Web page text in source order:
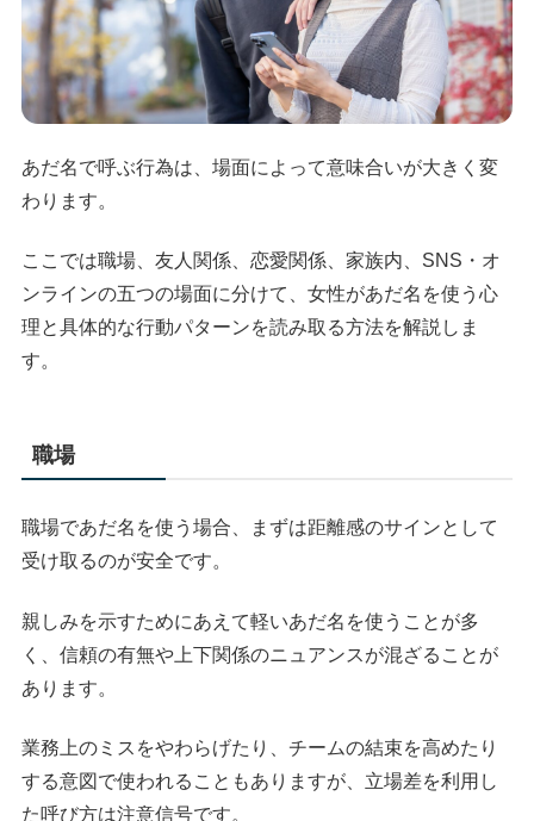
あだ名で呼ぶ行為は、場面によって意味合いが大きく変
わります。
ここでは職場、友人関係、恋愛関係、家族内、SNS・オ
ンラインの五つの場面に分けて、女性があだ名を使う心
理と具体的な行動パターンを読み取る方法を解説しま
す。
職場
職場であだ名を使う場合、まずは距離感のサインとして
受け取るのが安全です。
親しみを示すためにあえて軽いあだ名を使うことが多
く、信頼の有無や上下関係のニュアンスが混ざることが
あります。
業務上のミスをやわらげたり、チームの結束を高めたり
する意図で使われることもありますが、立場差を利用し
た呼び方は注意信号です。